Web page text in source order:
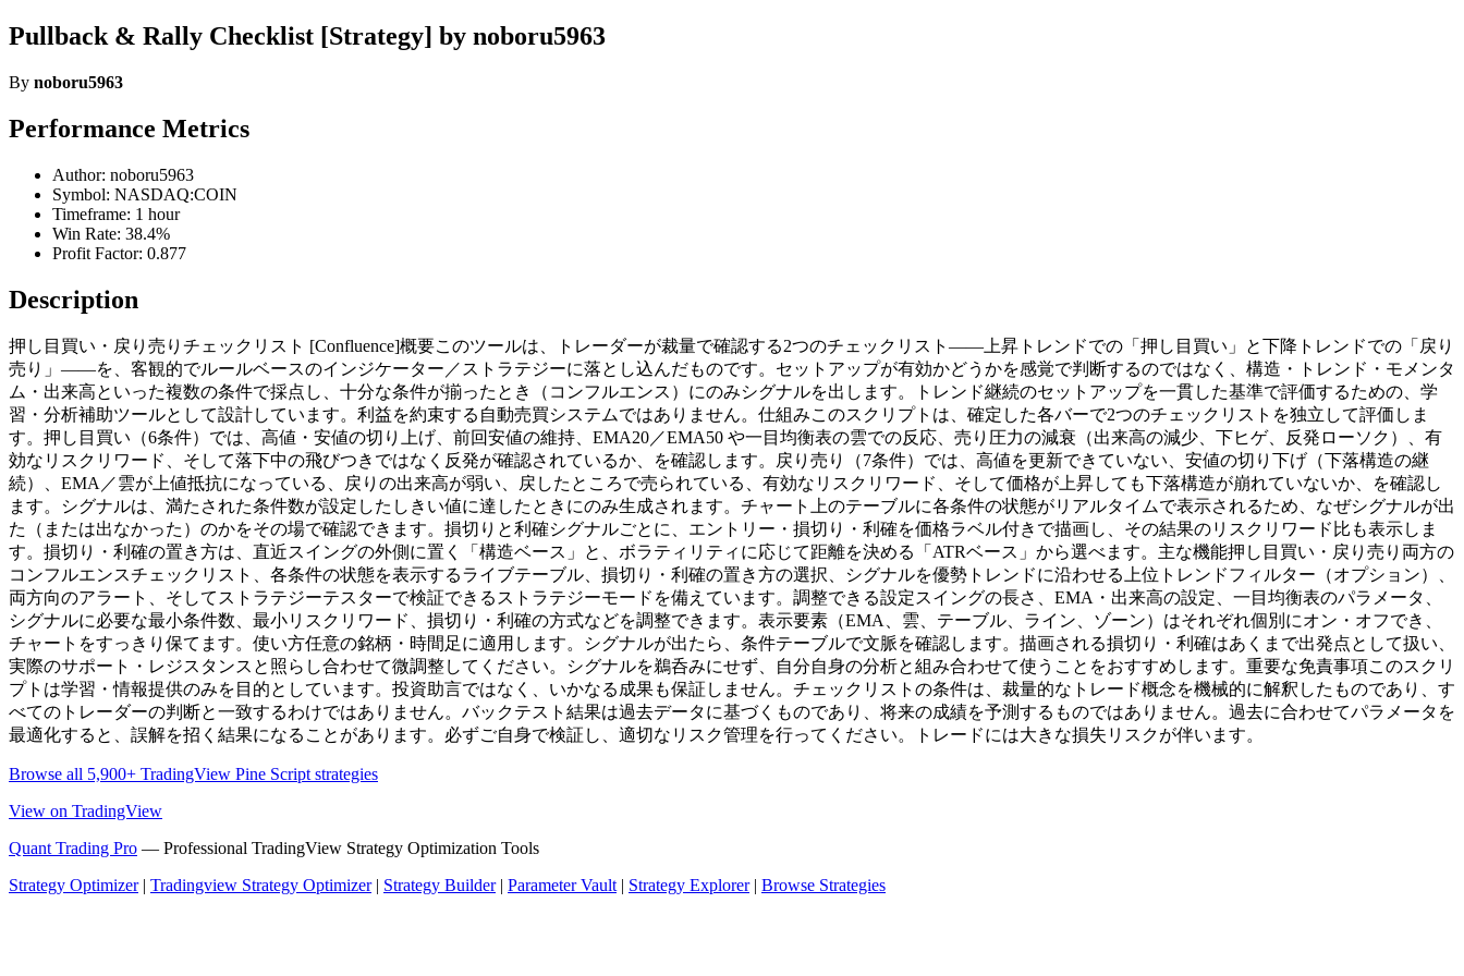
Pullback & Rally Checklist [Strategy] by noboru5963
By noboru5963
Performance Metrics
Author: noboru5963
Symbol: NASDAQ:COIN
Timeframe: 1 hour
Win Rate: 38.4%
Profit Factor: 0.877
Description
押し目買い・戻り売りチェックリスト [Confluence]概要このツールは、トレーダーが裁量で確認する2つのチェックリスト——上昇トレンドでの「押し目買い」と下降トレンドでの「戻り
売り」——を、客観的でルールベースのインジケーター／ストラテジーに落とし込んだものです。セットアップが有効かどうかを感覚で判断するのではなく、構造・トレンド・モメンタ
ム・出来高といった複数の条件で採点し、十分な条件が揃ったとき（コンフルエンス）にのみシグナルを出します。トレンド継続のセットアップを一貫した基準で評価するための、学
習・分析補助ツールとして設計しています。利益を約束する自動売買システムではありません。仕組みこのスクリプトは、確定した各バーで2つのチェックリストを独立して評価しま
す。押し目買い（6条件）では、高値・安値の切り上げ、前回安値の維持、EMA20／EMA50 や一目均衡表の雲での反応、売り圧力の減衰（出来高の減少、下ヒゲ、反発ローソク）、有
効なリスクリワード、そして落下中の飛びつきではなく反発が確認されているか、を確認します。戻り売り（7条件）では、高値を更新できていない、安値の切り下げ（下落構造の継
続）、EMA／雲が上値抵抗になっている、戻りの出来高が弱い、戻したところで売られている、有効なリスクリワード、そして価格が上昇しても下落構造が崩れていないか、を確認し
ます。シグナルは、満たされた条件数が設定したしきい値に達したときにのみ生成されます。チャート上のテーブルに各条件の状態がリアルタイムで表示されるため、なぜシグナルが出
た（または出なかった）のかをその場で確認できます。損切りと利確シグナルごとに、エントリー・損切り・利確を価格ラベル付きで描画し、その結果のリスクリワード比も表示しま
す。損切り・利確の置き方は、直近スイングの外側に置く「構造ベース」と、ボラティリティに応じて距離を決める「ATRベース」から選べます。主な機能押し目買い・戻り売り両方の
コンフルエンスチェックリスト、各条件の状態を表示するライブテーブル、損切り・利確の置き方の選択、シグナルを優勢トレンドに沿わせる上位トレンドフィルター（オプション）、
両方向のアラート、そしてストラテジーテスターで検証できるストラテジーモードを備えています。調整できる設定スイングの長さ、EMA・出来高の設定、一目均衡表のパラメータ、
シグナルに必要な最小条件数、最小リスクリワード、損切り・利確の方式などを調整できます。表示要素（EMA、雲、テーブル、ライン、ゾーン）はそれぞれ個別にオン・オフでき、
チャートをすっきり保てます。使い方任意の銘柄・時間足に適用します。シグナルが出たら、条件テーブルで文脈を確認します。描画される損切り・利確はあくまで出発点として扱い、
実際のサポート・レジスタンスと照らし合わせて微調整してください。シグナルを鵜呑みにせず、自分自身の分析と組み合わせて使うことをおすすめします。重要な免責事項このスクリ
プトは学習・情報提供のみを目的としています。投資助言ではなく、いかなる成果も保証しません。チェックリストの条件は、裁量的なトレード概念を機械的に解釈したものであり、す
べてのトレーダーの判断と一致するわけではありません。バックテスト結果は過去データに基づくものであり、将来の成績を予測するものではありません。過去に合わせてパラメータを
最適化すると、誤解を招く結果になることがあります。必ずご自身で検証し、適切なリスク管理を行ってください。トレードには大きな損失リスクが伴います。
Browse all 5,900+ TradingView Pine Script strategies
View on TradingView
Quant Trading Pro — Professional TradingView Strategy Optimization Tools
Strategy Optimizer| Tradingview Strategy Optimizer| Strategy Builder| Parameter Vault| Strategy Explorer| Browse Strategies